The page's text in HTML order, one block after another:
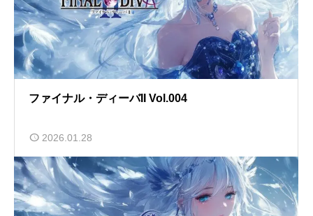
ファイナル・ディーバII Vol.004
2026.01.28